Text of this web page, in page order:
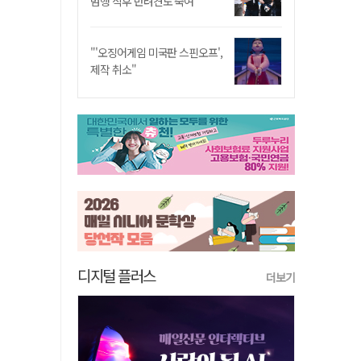
"'오징어게임 미국판 스핀오프',
제작 취소"
디지털 플러스 더보기